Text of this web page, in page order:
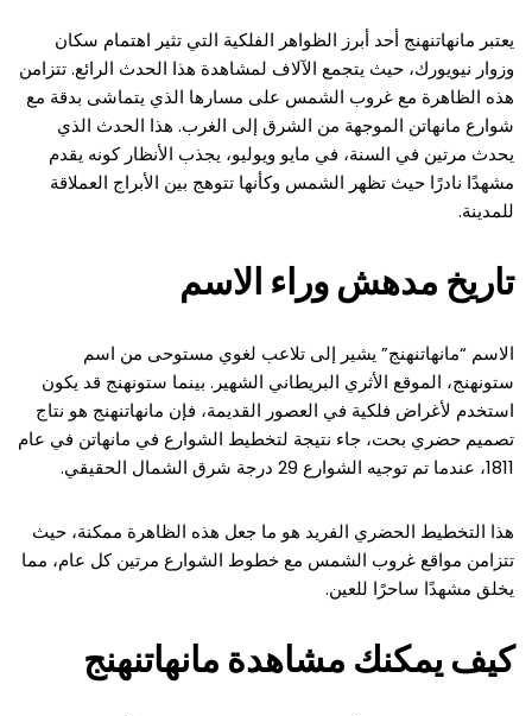
يعتبر مانهاتنهنج أحد أبرز الظواهر الفلكية التي تثير اهتمام سكان
وزوار نيويورك، حيث يتجمع الآلاف لمشاهدة هذا الحدث الرائع. تتزامن
هذه الظاهرة مع غروب الشمس على مسارها الذي يتماشى بدقة مع
شوارع مانهاتن الموجهة من الشرق إلى الغرب. هذا الحدث الذي
يحدث مرتين في السنة، في مايو ويوليو، يجذب الأنظار كونه يقدم
مشهدًا نادرًا حيث تظهر الشمس وكأنها تتوهج بين الأبراج العملاقة
للمدينة.
تاريخ مدهش وراء الاسم
الاسم “مانهاتنهنج” يشير إلى تلاعب لغوي مستوحى من اسم
ستونهنج، الموقع الأثري البريطاني الشهير. بينما ستونهنج قد يكون
استخدم لأغراض فلكية في العصور القديمة، فإن مانهاتنهنج هو نتاج
تصميم حضري بحت، جاء نتيجة لتخطيط الشوارع في مانهاتن في عام
1811، عندما تم توجيه الشوارع 29 درجة شرق الشمال الحقيقي.
هذا التخطيط الحضري الفريد هو ما جعل هذه الظاهرة ممكنة، حيث
تتزامن مواقع غروب الشمس مع خطوط الشوارع مرتين كل عام، مما
يخلق مشهدًا ساحرًا للعين.
كيف يمكنك مشاهدة مانهاتنهنج